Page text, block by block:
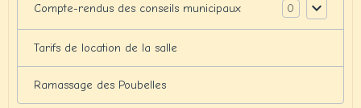
Compte-rendus des conseils municipaux 0
Tarifs de location de la salle
Ramassage des Poubelles